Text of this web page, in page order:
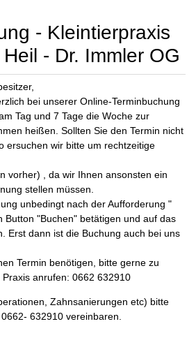
- Kleintierpraxis
- Dr. Immler OG
bei unserer Online-Terminbuchung
Tag und 7 Tage die Woche zur
heißen. Sollten Sie den Termin nicht
ersuchen wir bitte um rechtzeitige
vorher) , da wir Ihnen ansonsten ein
stellen müssen.
unbedingt nach der Aufforderung "
Button "Buchen" betätigen und auf das
Erst dann ist die Buchung auch bei uns
Termin benötigen, bitte gerne zu
anrufen: 0662 632910
Zahnsanierungen etc) bitte
632910 vereinbaren.